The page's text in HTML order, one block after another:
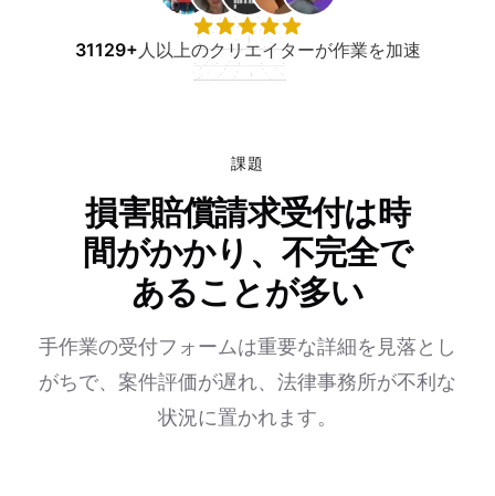
31129+人以上のクリエイターが作業を加速
課題
損害賠償請求受付は時
間がかかり、不完全で
あることが多い
手作業の受付フォームは重要な詳細を見落とし
がちで、案件評価が遅れ、法律事務所が不利な
状況に置かれます。